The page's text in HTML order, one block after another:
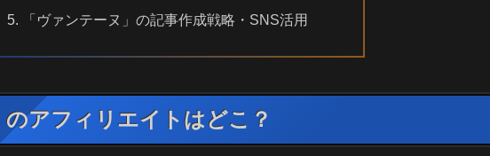
「ヴァンテーヌ」の記事作成戦略・SNS活用
のアフィリエイトはどこ？